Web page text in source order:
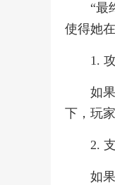
“最
使得她
1.
如
下，玩
2.
如